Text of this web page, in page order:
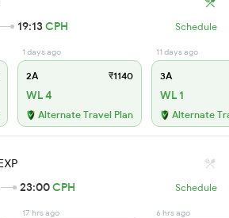
19:13CPH Schedule
1 days ago
2A ₹1140
WL 4
Alternate Travel Plan
11 days ago
3A
WL 1
Alternate
23:00CPH Schedule
17 hrs ago 6 hrs ago